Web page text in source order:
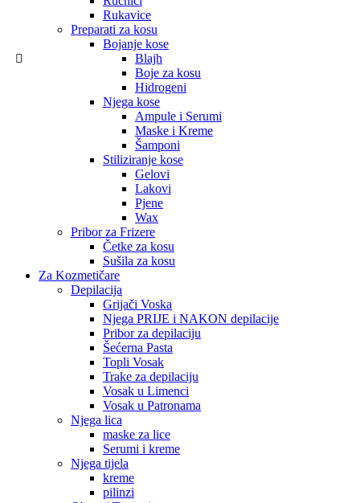
Rukavice
Preparati za kosu
Bojanje kose
Blajh
Boje za kosu
Hidrogeni
Njega kose
Ampule i Serumi
Maske i Kreme
Šamponi
Stiliziranje kose
Gelovi
Lakovi
Pjene
Wax
Pribor za Frizere
Četke za kosu
Sušila za kosu
Za Kozmetičare
Depilacija
Grijači Voska
Njega PRIJE i NAKON depilacije
Pribor za depilaciju
Šećerna Pasta
Topli Vosak
Trake za depilaciju
Vosak u Limenci
Vosak u Patronama
Njega lica
maske za lice
Serumi i kreme
Njega tijela
kreme
pilinzi